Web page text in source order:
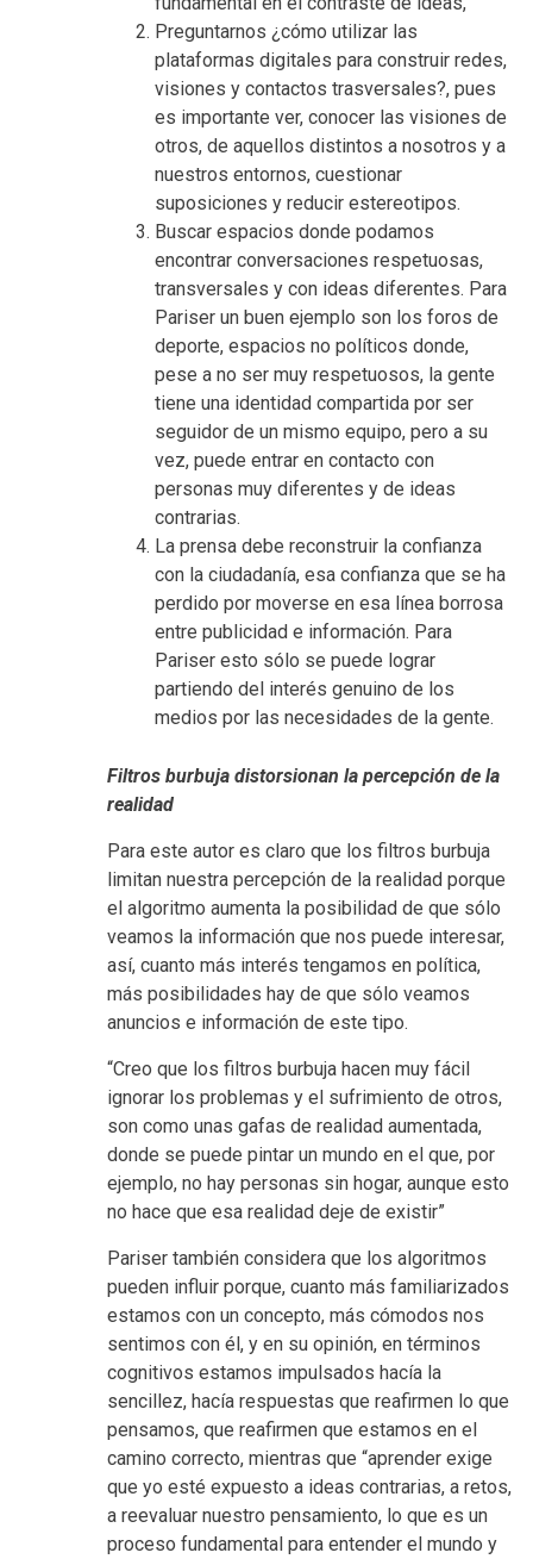
Preguntarnos ¿cómo utilizar las
plataformas digitales para construir redes,
visiones y contactos trasversales?, pues
es importante ver, conocer las visiones de
otros, de aquellos distintos a nosotros y a
nuestros entornos, cuestionar
suposiciones y reducir estereotipos.
Buscar espacios donde podamos
encontrar conversaciones respetuosas,
transversales y con ideas diferentes. Para
Pariser un buen ejemplo son los foros de
deporte, espacios no políticos donde,
pese a no ser muy respetuosos, la gente
tiene una identidad compartida por ser
seguidor de un mismo equipo, pero a su
vez, puede entrar en contacto con
personas muy diferentes y de ideas
contrarias.
La prensa debe reconstruir la confianza
con la ciudadanía, esa confianza que se ha
perdido por moverse en esa línea borrosa
entre publicidad e información. Para
Pariser esto sólo se puede lograr
partiendo del interés genuino de los
medios por las necesidades de la gente.
Filtros burbuja distorsionan la percepción de la
realidad
Para este autor es claro que los filtros burbuja
limitan nuestra percepción de la realidad porque
el algoritmo aumenta la posibilidad de que sólo
veamos la información que nos puede interesar,
así, cuanto más interés tengamos en política,
más posibilidades hay de que sólo veamos
anuncios e información de este tipo.
“Creo que los filtros burbuja hacen muy fácil
ignorar los problemas y el sufrimiento de otros,
son como unas gafas de realidad aumentada,
donde se puede pintar un mundo en el que, por
ejemplo, no hay personas sin hogar, aunque esto
no hace que esa realidad deje de existir”
Pariser también considera que los algoritmos
pueden influir porque, cuanto más familiarizados
estamos con un concepto, más cómodos nos
sentimos con él, y en su opinión, en términos
cognitivos estamos impulsados hacía la
sencillez, hacía respuestas que reafirmen lo que
pensamos, que reafirmen que estamos en el
camino correcto, mientras que “aprender exige
que yo esté expuesto a ideas contrarias, a retos,
a reevaluar nuestro pensamiento, lo que es un
proceso fundamental para entender el mundo y